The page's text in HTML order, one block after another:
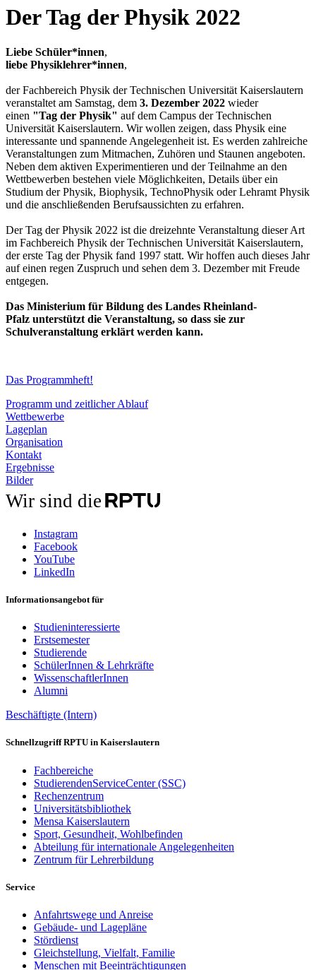
Der Tag der Physik 2022
Liebe Schüler*innen,
liebe Physiklehrer*innen,
der Fachbereich Physik der Technischen Universität Kaiserslautern
veranstaltet am Samstag, dem 3. Dezember 2022 wieder
einen "Tag der Physik" auf dem Campus der Technischen
Universität Kaiserslautern. Wir wollen zeigen, dass Physik eine
interessante und spannende Angelegenheit ist. Es werden zahlreiche
Veranstaltungen zum Mitmachen, Zuhören und Staunen angeboten.
Neben dem aktiven Experimentieren und der Teilnahme an den
Wettbewerben bestehen viele Möglichkeiten, Details über ein
Studium der Physik, Biophysik, TechnoPhysik oder Lehramt Physik
und die anschließenden Berufsaussichten zu erfahren.
Der Tag der Physik 2022 ist die dreizehnte Veranstaltung dieser Art
im Fachbereich Physik der Technischen Universität Kaiserslautern,
der erste Tag der Physik fand 1997 statt. Wir hoffen auch dieses Jahr
auf einen regen Zuspruch und sehen dem 3. Dezember mit Freude
entgegen.
Das Ministerium für Bildung des Landes Rheinland-
Pfalz unterstützt die Veranstaltung, so dass sie zur
Schulveranstaltung erklärt werden kann.
Das Programmheft!
Programm und zeitlicher Ablauf
Wettbewerbe
Lageplan
Organisation
Kontakt
Ergebnisse
Bilder
Wir sind die
Instagram
Facebook
YouTube
LinkedIn
Informationsangebot für
Studieninteressierte
Erstsemester
Studierende
SchülerInnen & Lehrkräfte
WissenschaftlerInnen
Alumni
Beschäftigte (Intern)
Schnellzugriff RPTU in Kaiserslautern
Fachbereiche
StudierendenServiceCenter (SSC)
Rechenzentrum
Universitätsbibliothek
Mensa Kaiserslautern
Sport, Gesundheit, Wohlbefinden
Abteilung für internationale Angelegenheiten
Zentrum für Lehrerbildung
Service
Anfahrtswege und Anreise
Gebäude- und Lagepläne
Stördienst
Gleichstellung, Vielfalt, Familie
Menschen mit Beeinträchtigungen